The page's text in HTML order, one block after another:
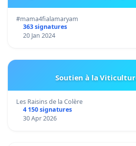
#mama4fialamaryam
363 signatures
20 Jan 2024
Soutien à la
Les Raisins de la Colère
4 150 signatures
30 Apr 2026